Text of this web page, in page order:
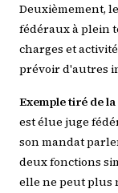
Deuxièmement,
fédéraux à plein
charges et
prévoir d'autres
Exemple tiré de
est élue juge
son mandat
deux fonctions
elle ne peut plus